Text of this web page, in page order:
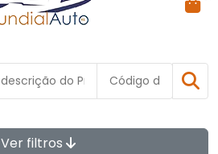
Ver filtros